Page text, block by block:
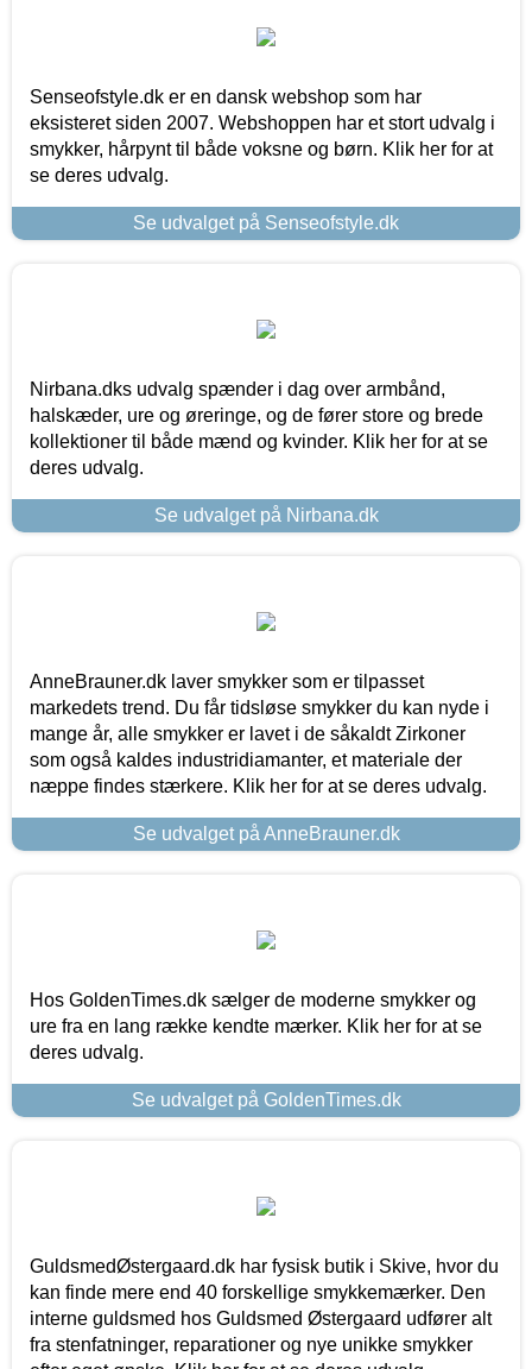
Senseofstyle.dk er en dansk webshop som har
eksisteret siden 2007. Webshoppen har et stort udvalg i
smykker, hårpynt til både voksne og børn. Klik her for at
se deres udvalg.
Se udvalget på Senseofstyle.dk
Nirbana.dks udvalg spænder i dag over armbånd,
halskæder, ure og øreringe, og de fører store og brede
kollektioner til både mænd og kvinder. Klik her for at se
deres udvalg.
Se udvalget på Nirbana.dk
AnneBrauner.dk laver smykker som er tilpasset
markedets trend. Du får tidsløse smykker du kan nyde i
mange år, alle smykker er lavet i de såkaldt Zirkoner
som også kaldes industridiamanter, et materiale der
næppe findes stærkere. Klik her for at se deres udvalg.
Se udvalget på AnneBrauner.dk
Hos GoldenTimes.dk sælger de moderne smykker og
ure fra en lang række kendte mærker. Klik her for at se
deres udvalg.
Se udvalget på GoldenTimes.dk
GuldsmedØstergaard.dk har fysisk butik i Skive, hvor du
kan finde mere end 40 forskellige smykkemærker. Den
interne guldsmed hos Guldsmed Østergaard udfører alt
fra stenfatninger, reparationer og nye unikke smykker